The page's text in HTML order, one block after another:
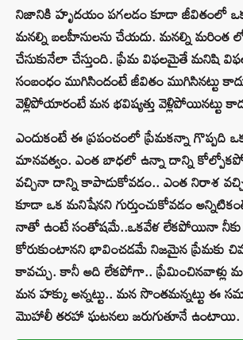
నిజానికి హృదయం పగలడం కూడా జీవితంలో
మనల్ని బలహీనులను చేయదు. మనల్ని మరింత
చేసుకునేలా చేస్తుంది. ప్రేమ విఫలమైతే మనిషి
సంబంధం ముగిసిందంటే జీవితం ముగిసినట్టు
వెళ్లిపోయారంటే మన భవిష్యత్తు వెళ్లిపోయినట్టు
ఎందుకంటే ఈ ప్రపంచంలో ప్రేమకన్నా గొప్పది
మానవత్వం. ఎంత బాధలో ఉన్నా దాన్ని
వచ్చినా దాన్ని కాపాడుకోవడం.. ఎంత నిరాశ
కూడా ఒక మనిషేనని గుర్తుంచుకోవడం
నాతో ఉంటే సంతోషమే..ఒకవేళ లేకపోయినా
కోరుకుంటానని భావించడమే నిజమైన ప్రేమకు
కావచ్చు. కానీ అది లేకపోగా.. ప్రేమించినవాళ్లు మన
మన హక్కు అన్నట్టు.. మన సొంతమన్నట్టు ఈ
మొహాలీ తరహా ఘటనలు జరుగుతూనే ఉంటాయి.